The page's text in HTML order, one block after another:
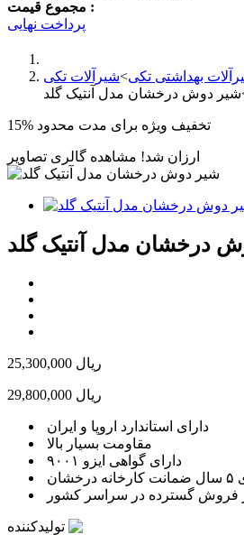
مجموع قیمت :
پرداخت نهایی
بهداشتی تکی>شیرآلات تکی
شیر دوش درخشان مدل آنتیک گلد
15% تخفیف ویژه برای مدت محدود
ارزان شد! مشاهده گالری تصاویر
درخشان مدل آنتیک گلد
25,300,000 ریال
29,800,000 ریال
دارای استاندارد اروپا و ایران
مقاومت بسیار بالا
دارای گواهی ایزو ۹۰۰۱
فروش گسترده در سراسر کشور
تولیدکننده